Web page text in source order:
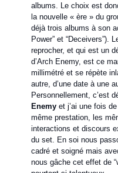
albums. Le choix est
la nouvelle « ère » du
déjà trois albums à son
Power” et “Deceivers”).
reprocher, et qui est un
d’Arch Enemy, est ce
millimétré et se répète
autre, d’une date à une
Personnellement, c’est
Enemyet j’ai une fois
même prestation, les
interactions et discours
du set. En soi nous
cadré et soigné mais
nous gâche cet effet de